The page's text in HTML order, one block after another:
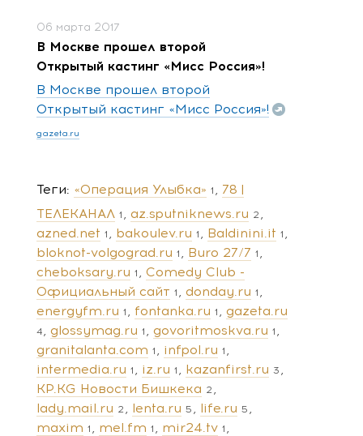
06 марта 2017
В Москве прошел второй
Открытый кастинг «Мисс Россия»!
В Москве прошел второй
Открытый кастинг «Мисс Россия»!
gazeta.ru
Теги «Операция Улыбка» 1
78 |
ТЕЛЕКАНАЛ 1 az.sputniknews.ru 2
azned.net 1 bakoulev.ru 1 Baldinini.it 1
bloknot-volgograd.ru 1 Buro 27/7 1
cheboksary.ru 1
Comedy Club -
Официальный сайт 1 donday.ru 1
energyfm.ru 1 fontanka.ru 1 gazeta.ru
4 glossymag.ru 1 govoritmoskva.ru 1
granitalanta.com 1 infpol.ru 1
intermedia.ru 1 iz.ru 1 kazanfirst.ru 3
KP.KG Новости Бишкека 2
lady.mail.ru 2 lenta.ru 5 life.ru 5
maxim 1 mel.fm 1 mir24.tv 1